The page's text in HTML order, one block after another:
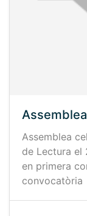
Assemblea
de Lectura el
en primera
convocatòria